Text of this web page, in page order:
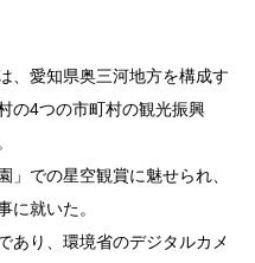
、愛知県奥三河地方を構成す
の4つの市町村の観光振興
での星空観賞に魅せられ、
に就いた。
あり、環境省のデジタルカメ